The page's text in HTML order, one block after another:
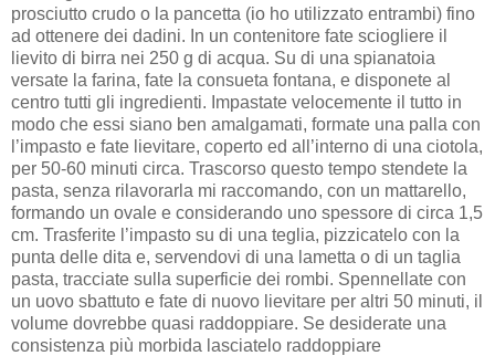
prosciutto crudo o la pancetta (io ho utilizzato entrambi) fino
ad ottenere dei dadini. In un contenitore fate sciogliere il
lievito di birra nei 250 g di acqua. Su di una spianatoia
versate la farina, fate la consueta fontana, e disponete al
centro tutti gli ingredienti. Impastate velocemente il tutto in
modo che essi siano ben amalgamati, formate una palla con
l’impasto e fate lievitare, coperto ed all’interno di una ciotola,
per 50-60 minuti circa. Trascorso questo tempo stendete la
pasta, senza rilavorarla mi raccomando, con un mattarello,
formando un ovale e considerando uno spessore di circa 1,5
cm. Trasferite l’impasto su di una teglia, pizzicatelo con la
punta delle dita e, servendovi di una lametta o di un taglia
pasta, tracciate sulla superficie dei rombi. Spennellate con
un uovo sbattuto e fate di nuovo lievitare per altri 50 minuti, il
volume dovrebbe quasi raddoppiare. Se desiderate una
consistenza più morbida lasciatelo raddoppiare